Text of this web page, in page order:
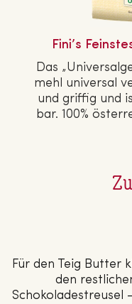
Für den Teig Butter
den
Schokoladestreusel
Fini’s
Das
mehl universal
und griffig und
bar. 100%